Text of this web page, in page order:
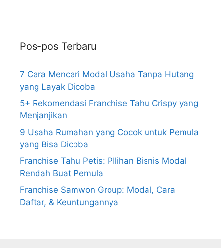
Pos-pos Terbaru
7 Cara Mencari Modal Usaha Tanpa Hutang
yang Layak Dicoba
5+ Rekomendasi Franchise Tahu Crispy yang
Menjanjikan
9 Usaha Rumahan yang Cocok untuk Pemula
yang Bisa Dicoba
Franchise Tahu Petis: PIlihan Bisnis Modal
Rendah Buat Pemula
Franchise Samwon Group: Modal, Cara
Daftar, & Keuntungannya